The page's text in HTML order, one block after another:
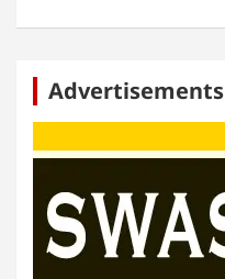
Advertisements